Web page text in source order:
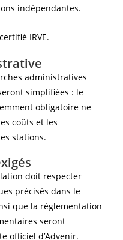
indépendantes.
certifié IRVE.
administratives
simplifiées : le
obligatoire ne
coûts et les
stations.
doit respecter
précisés dans le
que la réglementation
seront
officiel d’Advenir.